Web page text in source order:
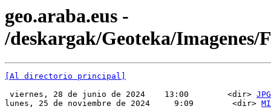
geo.araba.eus -
/deskargak/Geoteka/Imagenes/
[Al directorio principal]
viernes, 28 de junio de 2024    13:00        <dir> JPG
lunes, 25 de noviembre de 2024     9:09        <dir>